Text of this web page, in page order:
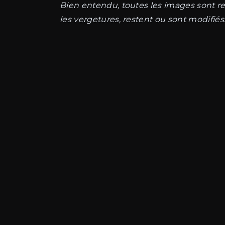
Bien entendu, toutes les images sont
les vergetures, restent ou sont